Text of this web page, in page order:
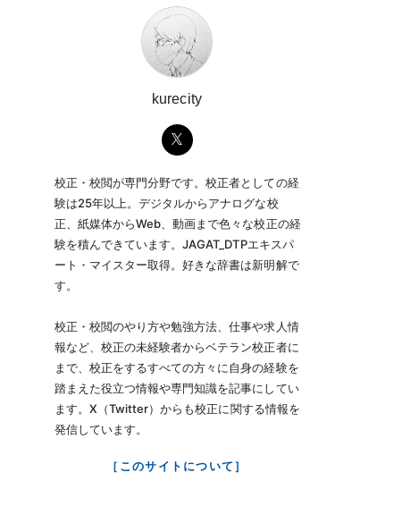
kurecity
校正・校閲が専門分野です。校正者としての経
験は25年以上。デジタルからアナログな校
正、紙媒体からWeb、動画まで色々な校正の経
験を積んできています。JAGAT_DTPエキスパ
ート・マイスター取得。好きな辞書は新明解で
す。
校正・校閲のやり方や勉強方法、仕事や求人情
報など、校正の未経験者からベテラン校正者に
まで、校正をするすべての方々に自身の経験を
踏まえた役立つ情報や専門知識を記事にしてい
ます。X（Twitter）からも校正に関する情報を
発信しています。
［このサイトについて］